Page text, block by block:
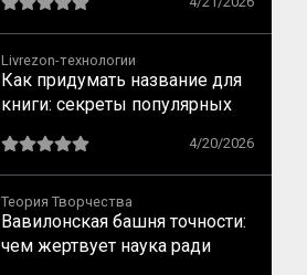
возвышенного и прекрасного
Livrezon-технологии
Как придумать название для
книги: секреты популярных
4/20/2026
Теория Творчества
Вавилонская башня точности:
чем жертвует наука ради